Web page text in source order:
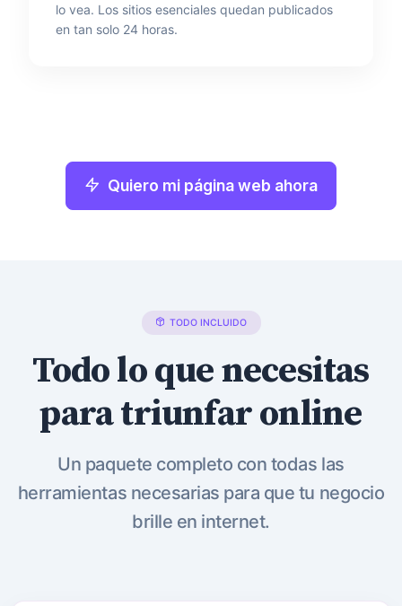
lo vea. Los sitios esenciales quedan publicados
en tan solo 24 horas.
Quiero mi página web ahora
TODO INCLUIDO
Todo lo que necesitas
para triunfar online
Un paquete completo con todas las
herramientas necesarias para que tu negocio
brille en internet.